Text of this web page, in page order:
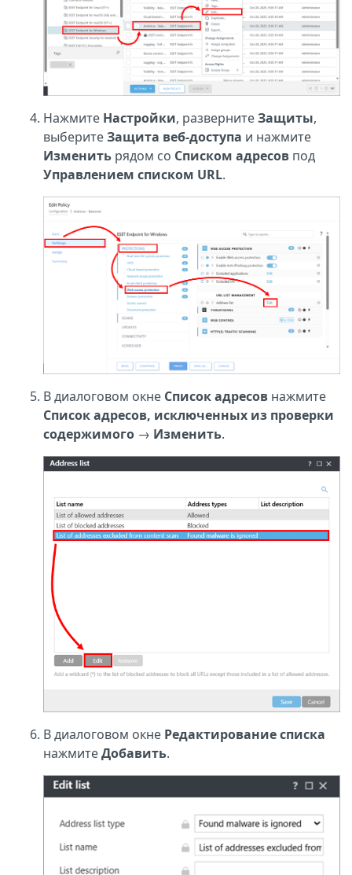
Нажмите Настройки, развернитеЗащиты,
выберитеЗащита веб-доступа и нажмите
Изменить рядом со Списком адресов под
Управлением списком URL.
В диалоговом окне Список адресов нажмите
Список адресов, исключенных из проверки
содержимого → Изменить.
В диалоговом окне Редактирование списка
нажмитеДобавить.